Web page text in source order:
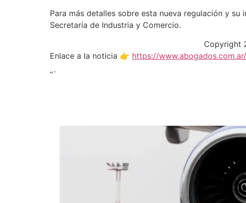
Para más detalles sobre esta nueva regulación y
Secretaría de Industria y Comercio.
Copyright
Enlace a la noticia 👉 https://
“`